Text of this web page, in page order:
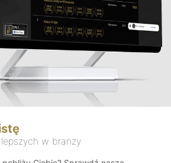
w branży